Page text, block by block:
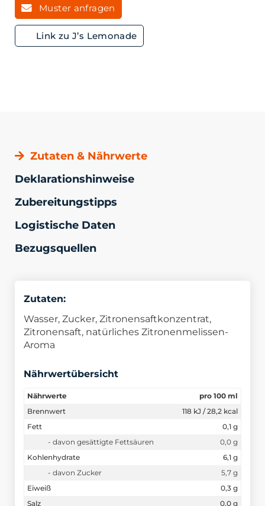
Muster anfragen
Link zu J’s Lemonade
Zutaten & Nährwerte
Deklarationshinweise
Zubereitungstipps
Logistische Daten
Bezugsquellen
Zutaten:
Wasser, Zucker, Zitronensaftkonzentrat,
Zitronensaft, natürliches Zitronenmelissen-
Aroma
Nährwertübersicht
Nährwerte
pro 100 ml
Brennwert
118 kJ / 28,2 kcal
Fett
0,1 g
- davon gesättigte Fettsäuren
0,0 g
Kohlenhydrate
6,1 g
- davon Zucker
5,7 g
Eiweiß
0,3 g
Salz
0,0 g